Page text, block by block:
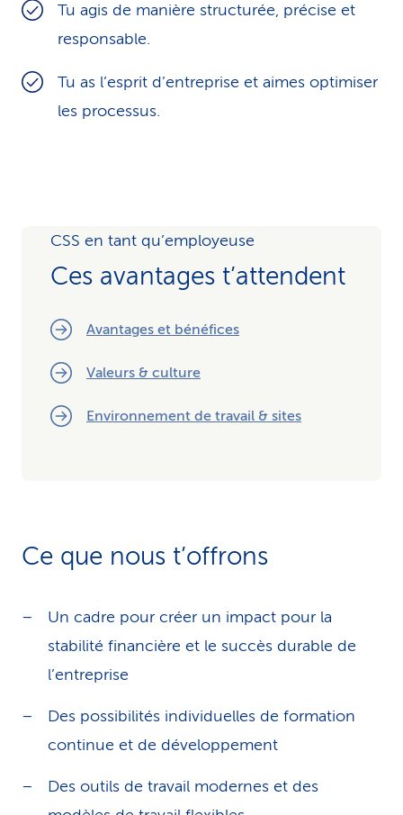
Tu agis de manière structurée, précise et
responsable.
Tu as l’esprit d’entreprise et aimes optimiser
les processus.
CSS en tant qu’employeuse
Ces avantages t’attendent
Avantages et bénéfices
Valeurs & culture
Environnement de travail & sites
Ce que nous t’offrons
Un cadre pour créer un impact pour la
stabilité financière et le succès durable de
l’entreprise
Des possibilités individuelles de formation
continue et de développement
Des outils de travail modernes et des